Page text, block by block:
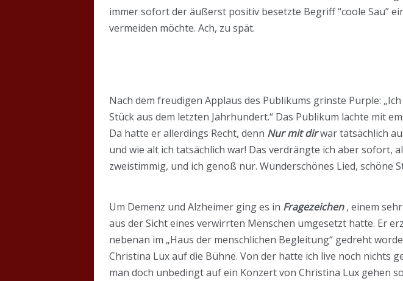
immer sofort der äußerst positiv besetzte Begriff “coole Sau”
vermeiden möchte. Ach, zu spät.
Nach dem freudigen Applaus des Publikums grinste Purple:
Stück aus dem letzten Jahrhundert.“ Das Publikum lachte mit
Da hatte er allerdings Recht, denn Nur mit dirwar tatsächlich
und wie alt ich tatsächlich war! Das verdrängte ich aber sofort,
zweistimmig, und ich genoß nur. Wunderschönes Lied, schöne
Um Demenz und Alzheimer ging es in Fragezeichen, einem
aus der Sicht eines verwirrten Menschen umgesetzt hatte. Er
nebenan im „Haus der menschlichen Begleitung“ gedreht
Christina Lux auf die Bühne. Von der hatte ich live noch nichts
man doch unbedingt auf ein Konzert von Christina Lux gehen